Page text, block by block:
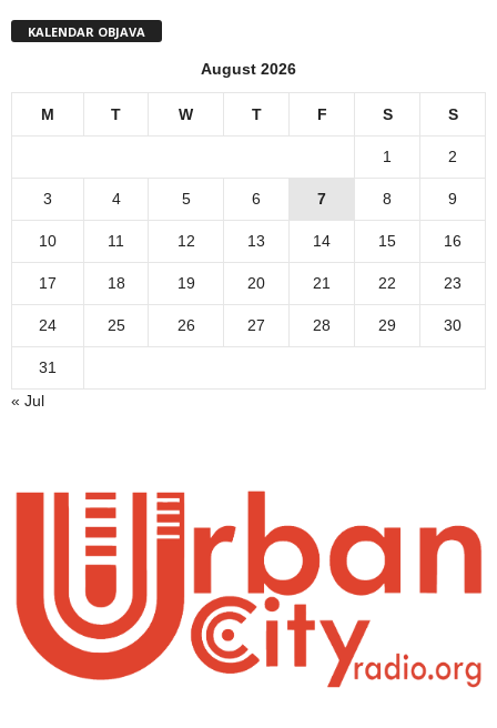
KALENDAR OBJAVA
August 2026
M T W T F S S
1 2
3 4 5 6 7 8 9
10 11 12 13 14 15 16
17 18 19 20 21 22 23
24 25 26 27 28 29 30
31
« Jul